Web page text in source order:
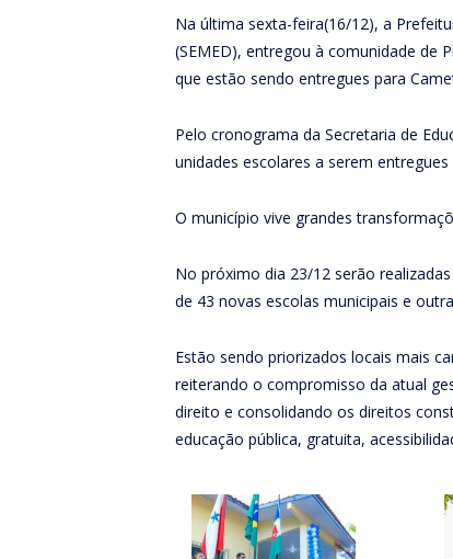
Na última sexta-feira(16/12), a
(SEMED), entregou à comunidade de
que estão sendo entregues para
Pelo cronograma da Secretaria de
unidades escolares a serem
O município vive grandes
No próximo dia 23/12 serão
de 43 novas escolas municipais e
Estão sendo priorizados locais mais
reiterando o compromisso da atual
direito e consolidando os direitos
educação pública, gratuita,